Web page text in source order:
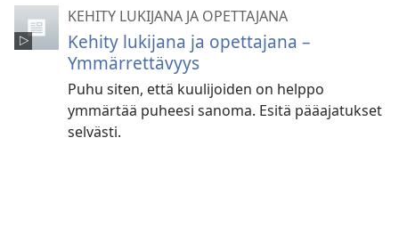
KEHITY LUKIJANA JA OPETTAJANA
Kehity lukijana ja opettajana –
Ymmärrettävyys
Puhu siten, että kuulijoiden on helppo
ymmärtää puheesi sanoma. Esitä pääajatukset
selvästi.